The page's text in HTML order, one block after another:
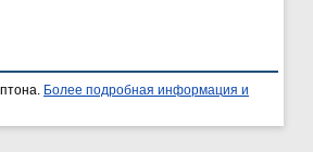
Более подробная информация и